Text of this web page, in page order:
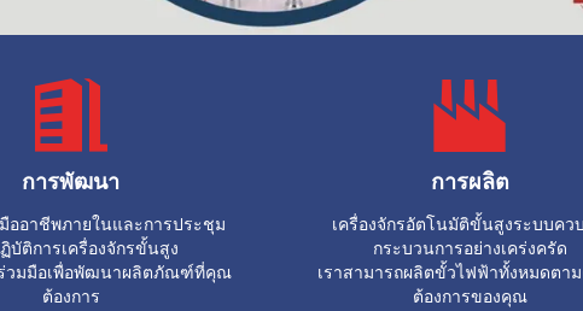
การพัฒนา
ออาชีพภายในและการประชุม
บัติการเครื่องจักรขั้นสูง
ร่วมมือเพื่อพัฒนาผลิตภัณฑ์ที่คุณ
ต้องการ
การผลิต
เครื่องจักรอัตโนมัติขั้นสูงระบบคว
กระบวนการอย่างเคร่งครัด
เราสามารถผลิตขั้วไฟฟ้าทั้งหมดตา
ต้องการของคุณ